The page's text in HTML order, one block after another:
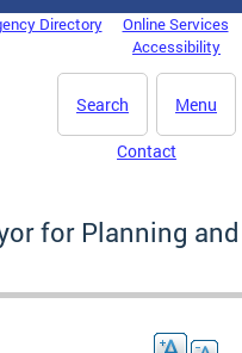
Directory
Online Services
Accessibility
Menu
Search
Contact
for Planning and